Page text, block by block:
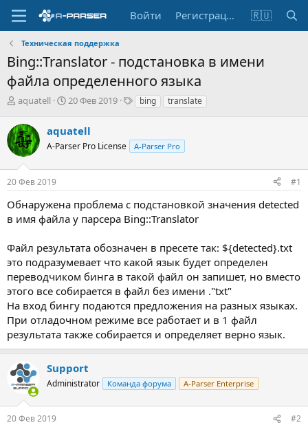
Войти Регистрация 🇷🇺
Техническая поддержка
Bing::Translator - подстановка в имени
файла определенного языка
А
т
о
р
е
м
ы
aquatell
Д
а
н
ч
а
20 Фев 2019
Т
и
bing translate
aquatell
A-Parser Pro License A-Parser Pro
20 Фев 2019 #1
Обнаружена проблема с подстановкой значения detected
в имя файла у парсера Bing::Translator
Файл результата обозначен в пресете так: ${detected}.txt
это подразумевает что какой язык будет определен
переводчиком бинга в такой файл он запишет, но вместо
этого все собирается в файл без имени ."txt"
На вход бингу подаются предложения на разных языках.
При отладочном режиме все работает и в 1 файл
результата также собирается и определяет верно язык.
Support
Administrator Команда форума A-Parser Enterprise
20 Фев 2019 #2